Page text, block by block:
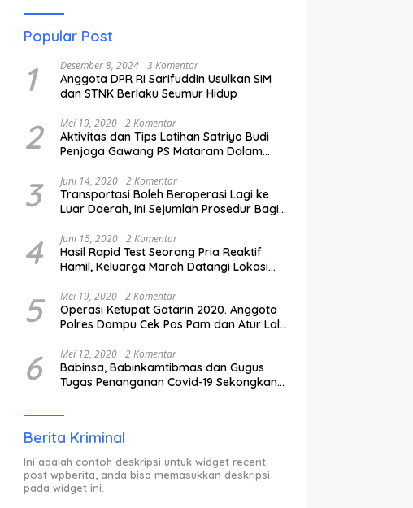
Popular Post
1 Desember 8, 2024 3 Komentar
Anggota DPR RI Sarifuddin Usulkan SIM
dan STNK Berlaku Seumur Hidup
2 Mei 19, 2020 2 Komentar
Aktivitas dan Tips Latihan Satriyo Budi
Penjaga Gawang PS Mataram Dalam
3 Juni 14, 2020 2 Komentar
Transportasi Boleh Beroperasi Lagi ke
Luar Daerah, Ini Sejumlah Prosedur Bagi
4 Juni 15, 2020 2 Komentar
Hasil Rapid Test Seorang Pria Reaktif
Hamil, Keluarga Marah Datangi Lokasi
5 Mei 19, 2020 2 Komentar
Operasi Ketupat Gatarin 2020. Anggota
Polres Dompu Cek Pos Pam dan Atur Lalu
6 Mei 12, 2020 2 Komentar
Babinsa, Babinkamtibmas dan Gugus
Tugas Penanganan Covid-19 Sekongkang
ODP.
Berita Kriminal
Ini adalah contoh deskripsi untuk widget recent
post wpberita, anda bisa memasukkan deskripsi
pada widget ini.